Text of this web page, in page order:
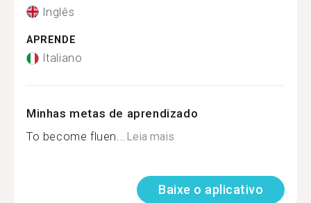
Inglês
APRENDE
Italiano
Minhas metas de aprendizado
To become fluen...Leia mais
Baixe o aplicativo